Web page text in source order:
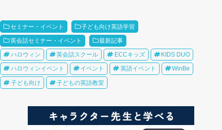
セミナー・イベント 子ども向け英語学習
英会話セミナー・イベント 最新記事
ハロウィン 英会話スクール ECCキッズ KIDS DUO
ハロウィンイベント イベント 英語イベント WinBe
子ども向け 子どもの英語教室